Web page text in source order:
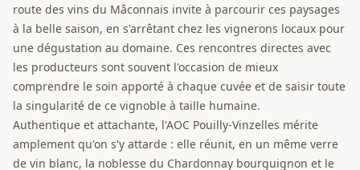
route des vins du Mâconnais invite à parcourir ces paysages
à la belle saison, en s'arrêtant chez les vignerons locaux pour
une dégustation au domaine. Ces rencontres directes avec
les producteurs sont souvent l'occasion de mieux
comprendre le soin apporté à chaque cuvée et de saisir toute
la singularité de ce vignoble à taille humaine.
Authentique et attachante, l'AOC Pouilly-Vinzelles mérite
amplement qu'on s'y attarde : elle réunit, en un même verre
de vin blanc, la noblesse du Chardonnay bourguignon et le